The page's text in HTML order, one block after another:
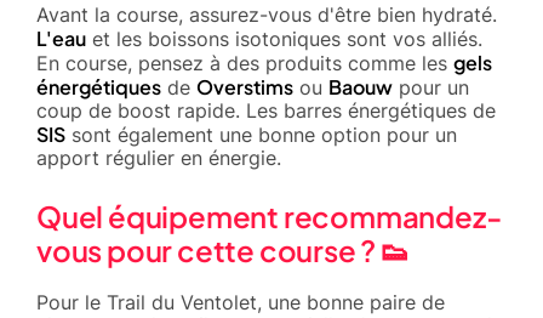
Avant la course, assurez-vous d'être bien hydraté.
L'eau et les boissons isotoniques sont vos alliés.
En course, pensez à des produits comme les gels
énergétiques de Overstims ou Baouw pour un
coup de boost rapide. Les barres énergétiques de
SIS sont également une bonne option pour un
apport régulier en énergie.
Quel équipement recommandez-
vous pour cette course ? 👟
Pour le Trail du Ventolet, une bonne paire de